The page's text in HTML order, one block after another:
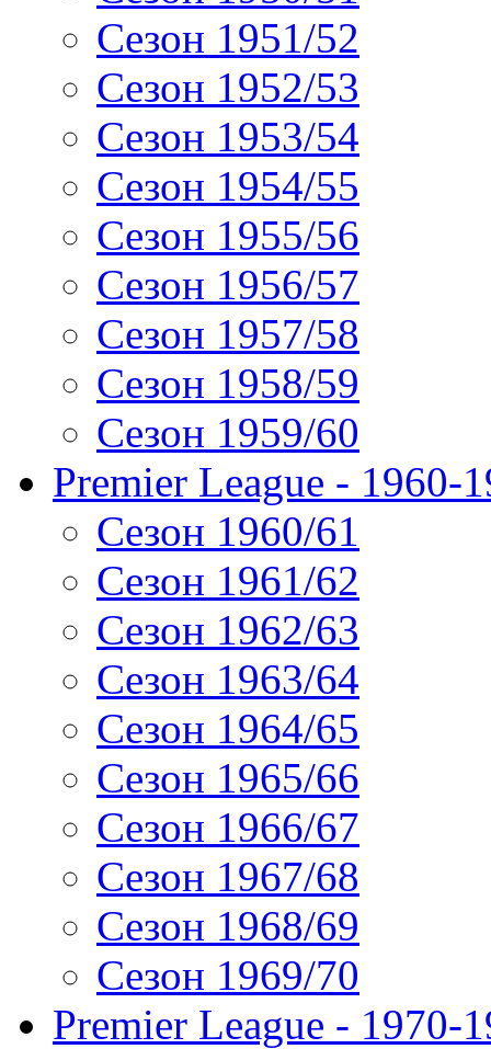
Сезон 1951/52
Сезон 1952/53
Сезон 1953/54
Сезон 1954/55
Сезон 1955/56
Сезон 1956/57
Сезон 1957/58
Сезон 1958/59
Сезон 1959/60
Premier League - 1960-
Сезон 1960/61
Сезон 1961/62
Сезон 1962/63
Сезон 1963/64
Сезон 1964/65
Сезон 1965/66
Сезон 1966/67
Сезон 1967/68
Сезон 1968/69
Сезон 1969/70
Premier League - 1970-